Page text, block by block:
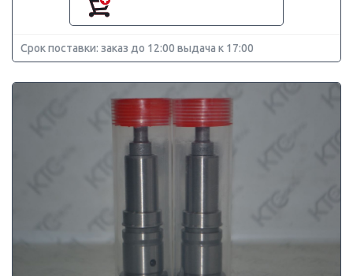
Срок поставки: заказ до 12:00 выдача к 17:00